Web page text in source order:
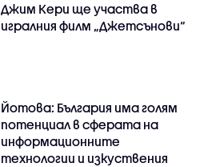
Джим Кери ще участва в
игралния филм „Джетсънови“
Йотова: България има голям
потенциал в сферата на
информационните
технологии и изкуствения